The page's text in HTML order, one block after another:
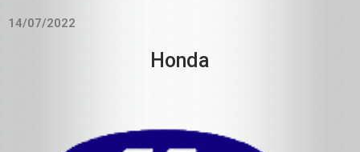
14/07/2022
Honda